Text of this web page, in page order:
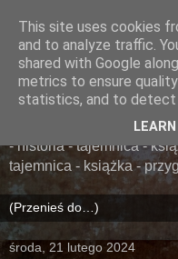
.........
książka - przygoda -
- historia - tajemnica -
tajemnica - książka -
środa, 21 lutego 2024
This site uses cookies
and to analyze traffic.
shared with Google
metrics to ensure
statistics, and to detect